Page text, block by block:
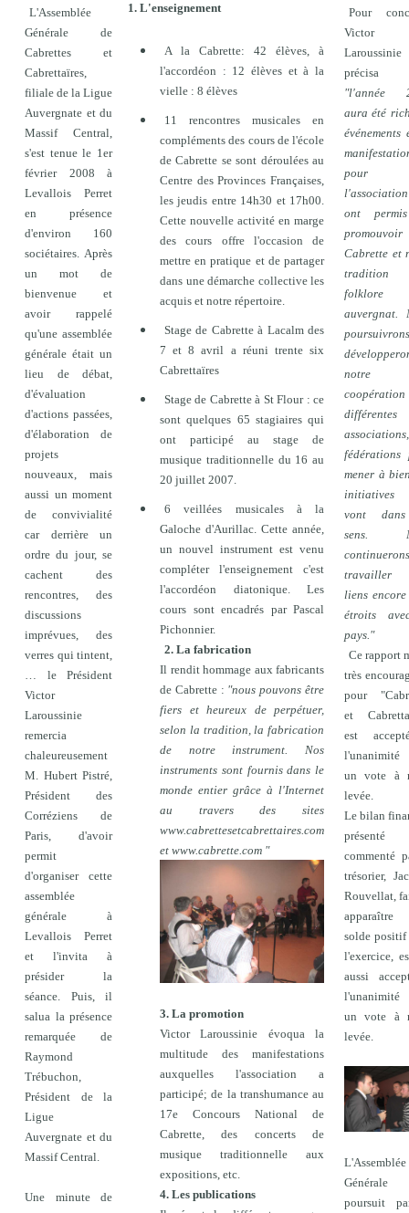
L'Assemblée
Générale de
Cabrettes et
Cabrettaïres,
filiale de la Ligue
Auvergnate et du
Massif Central,
s'est tenue le 1er
février 2008 à
Levallois Perret
en présence
d'environ 160
sociétaires. Après
un mot de
bienvenue et
avoir rappelé
qu'une assemblée
générale était un
lieu de débat,
d'évaluation
d'actions passées,
d'élaboration de
projets
nouveaux, mais
aussi un moment
de convivialité
car derrière un
ordre du jour, se
cachent des
rencontres, des
discussions
imprévues, des
verres qui tintent,
… le Président
Victor
Laroussinie
remercia
chaleureusement
M. Hubert Pistré,
Président des
Corréziens de
Paris, d'avoir
permit
d'organiser cette
assemblée
générale à
Levallois Perret
et l'invita à
présider la
séance. Puis, il
salua la présence
remarquée de
Raymond
Trébuchon,
Président de la
Ligue
Auvergnate et du
Massif Central.
Une minute de
1. L'enseignement
A la Cabrette: 42 élèves, à
l'accordéon : 12 élèves et à la
vielle : 8 élèves
11 rencontres musicales en
compléments des cours de l'école
de Cabrette se sont déroulées au
Centre des Provinces Françaises,
les jeudis entre 14h30 et 17h00.
Cette nouvelle activité en marge
des cours offre l'occasion de
mettre en pratique et de partager
dans une démarche collective les
acquis et notre répertoire.
Stage de Cabrette à Lacalm des
7 et 8 avril a réuni trente six
Cabrettaïres
Stage de Cabrette à St Flour : ce
sont quelques 65 stagiaires qui
ont participé au stage de
musique traditionnelle du 16 au
20 juillet 2007.
6 veillées musicales à la
Galoche d'Aurillac. Cette année,
un nouvel instrument est venu
compléter l'enseignement c'est
l'accordéon diatonique. Les
cours sont encadrés par Pascal
Pichonnier.
2. La fabrication
Il rendit hommage aux fabricants
de Cabrette : "nous pouvons être
fiers et heureux de perpétuer,
selon la tradition, la fabrication
de notre instrument. Nos
instruments sont fournis dans le
monde entier grâce à l'Internet
au travers des sites
www.cabrettesetcabrettaires.com
et www.cabrette.com "
3. La promotion
Victor Laroussinie évoqua la
multitude des manifestations
auxquelles l'association a
participé; de la transhumance au
17e Concours National de
Cabrette, des concerts de
musique traditionnelle aux
expositions, etc.
4. Les publications
Pour
Victor
Laroussinie
précisa
"l'année
aura été
événements
pour
ont
Cabrette et
folklore
auvergnat.
notre
coopération
différentes
associations,
fédérations
mener à
vont
sens.
travailler
liens
étroits
pays."
Ce rapport
très
pour
et
est
un vote à
levée.
Le bilan
commenté
trésorier,
Rouvellat,
solde positif
l'exercice,
aussi
un vote à
levée.
L'Assemblée
poursuit